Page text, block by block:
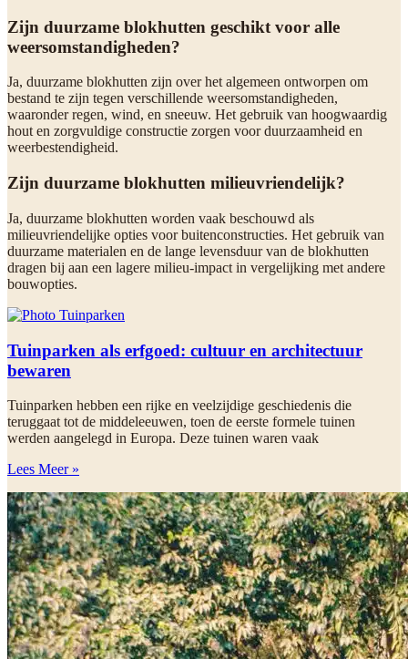
Zijn duurzame blokhutten geschikt voor alle
weersomstandigheden?
Ja, duurzame blokhutten zijn over het algemeen ontworpen om
bestand te zijn tegen verschillende weersomstandigheden,
waaronder regen, wind, en sneeuw. Het gebruik van hoogwaardig
hout en zorgvuldige constructie zorgen voor duurzaamheid en
weerbestendigheid.
Zijn duurzame blokhutten milieuvriendelijk?
Ja, duurzame blokhutten worden vaak beschouwd als
milieuvriendelijke opties voor buitenconstructies. Het gebruik van
duurzame materialen en de lange levensduur van de blokhutten
dragen bij aan een lagere milieu-impact in vergelijking met andere
bouwopties.
Tuinparken als erfgoed: cultuur en architectuur
bewaren
Tuinparken hebben een rijke en veelzijdige geschiedenis die
teruggaat tot de middeleeuwen, toen de eerste formele tuinen
werden aangelegd in Europa. Deze tuinen waren vaak
Lees Meer »